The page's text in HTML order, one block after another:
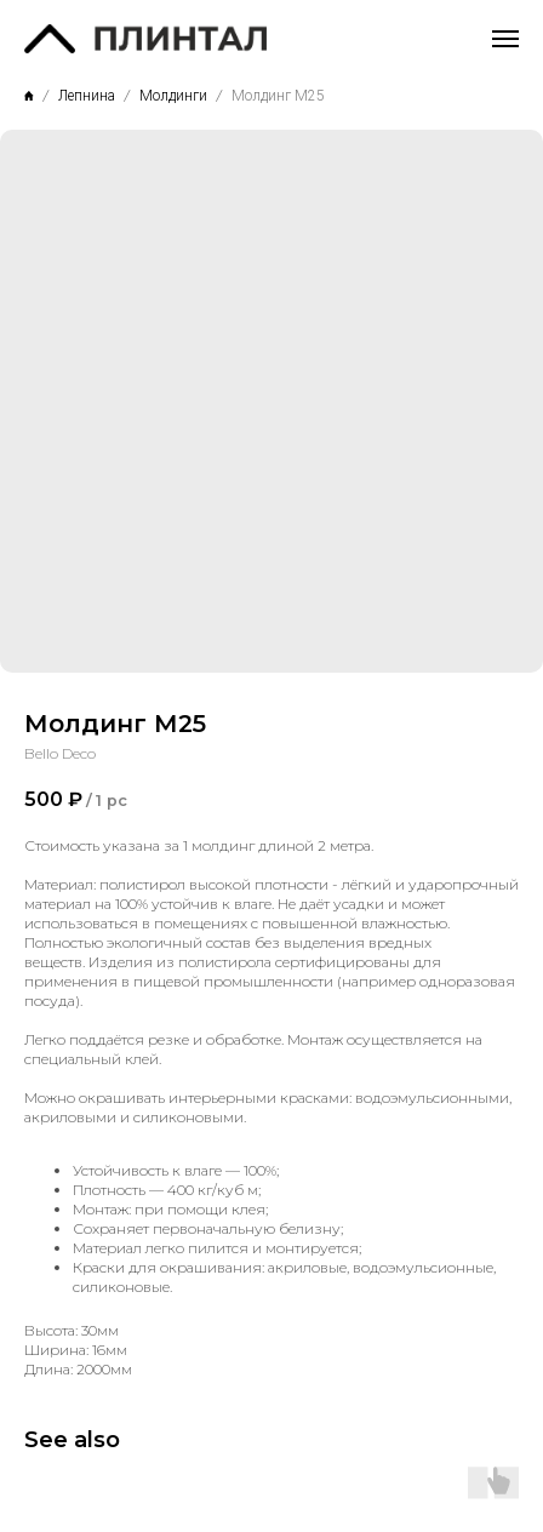
Лепнина Молдинги Молдинг М25
Молдинг М25
Bello Deco
500 ₽ / 1 pc
Стоимость указана за 1 молдинг длиной 2 метра.
Материал: полистирол высокой плотности - лёгкий и ударопрочный
материал на 100% устойчив к влаге. Не даёт усадки и может
использоваться в помещениях с повышенной влажностью.
Полностью экологичный состав без выделения вредных
веществ. Изделия из полистирола сертифицированы для
применения в пищевой промышленности (например одноразовая
посуда).
Легко поддаётся резке и обработке. Монтаж осуществляется на
специальный клей.
Можно окрашивать интерьерными красками: водоэмульсионными,
акриловыми и силиконовыми.
Устойчивость к влаге — 100%;
Плотность — 400 кг/куб м;
Монтаж: при помощи клея;
Сохраняет первоначальную белизну;
Материал легко пилится и монтируется;
Краски для окрашивания: акриловые, водоэмульсионные,
силиконовые.
Высота: 30мм
Ширина: 16мм
Длина: 2000мм
See also